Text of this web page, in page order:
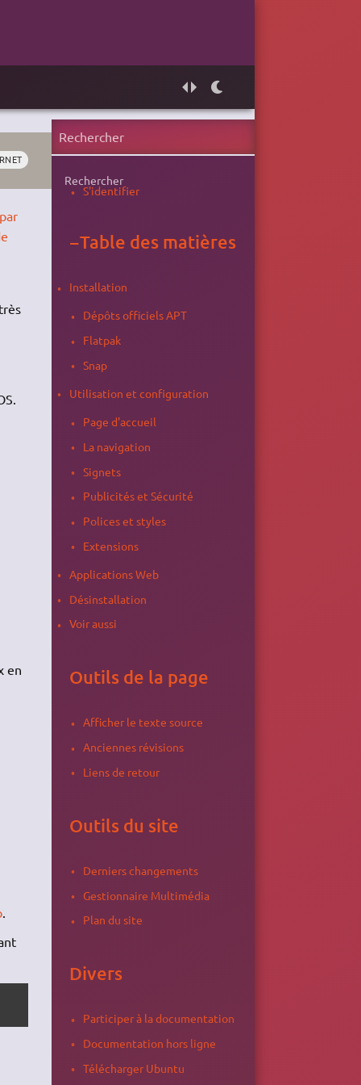
en
.
Rechercher
S'identifier
−Table des matières
Installation
Dépôts officiels APT
Flatpak
Snap
Utilisation et configuration
Page d'accueil
La navigation
Signets
Publicités et Sécurité
Polices et styles
Extensions
Applications Web
Désinstallation
Voir aussi
Outils de la page
Afficher le texte source
Anciennes révisions
Liens de retour
Outils du site
Derniers changements
Gestionnaire Multimédia
Plan du site
Divers
Participer à la documentation
Documentation hors ligne
Télécharger Ubuntu